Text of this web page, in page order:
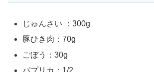
じゅんさい ：300g
豚ひき肉：70g
ごぼう：30g
パプリカ：1/2